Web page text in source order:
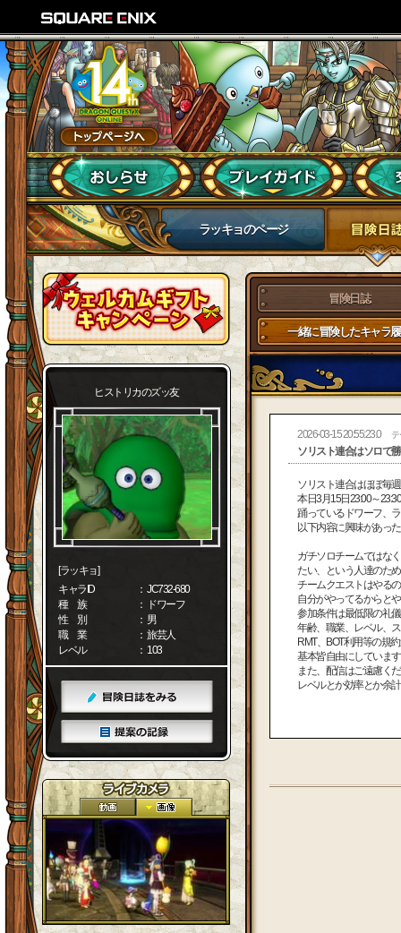
ラッキョのページ
ヒストリカのズッ友
[ラッキョ]
キャラID
： JC732-680
種 族
： ドワーフ
性 別
： 男
職 業
： 旅芸人
レベル
： 103
冒険日誌
一緒に冒険したキャラ
2026-03-15 20:55:23.0 テ
ソリスト連合はソロで
ソリスト連合はほぼ毎
本日3月15日23:00～
踊っているドワーフ、
以下内容に興味があっ
ガチソロチームではな
たい、という人達のた
チームクエストはやる
自分がやってるからと
参加条件は最低限の礼
年齢、職業、レベル、
RMT、BOT利用等の規
基本皆自由にしていま
また、配信はご遠慮く
レベルとか効率とか余